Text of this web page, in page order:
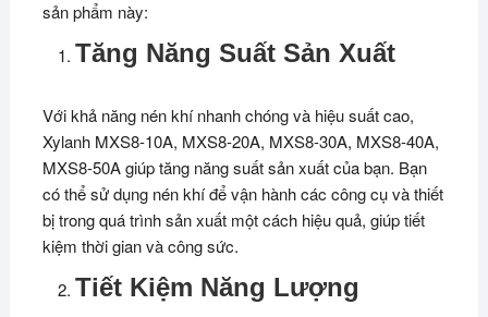
sản phẩm này:
Tăng Năng Suất Sản Xuất
Với khả năng nén khí nhanh chóng và hiệu suất cao,
Xylanh MXS8-10A, MXS8-20A, MXS8-30A, MXS8-40A,
MXS8-50A giúp tăng năng suất sản xuất của bạn. Bạn
có thể sử dụng nén khí để vận hành các công cụ và thiết
bị trong quá trình sản xuất một cách hiệu quả, giúp tiết
kiệm thời gian và công sức.
Tiết Kiệm Năng Lượng